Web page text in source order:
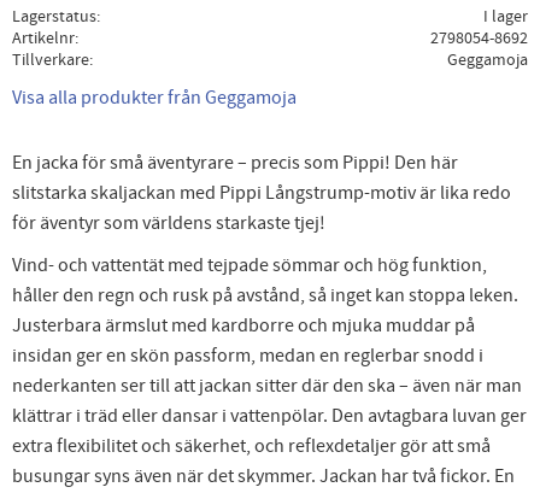
Lagerstatus
I lager
Artikelnr
2798054-8692
Tillverkare
Geggamoja
Visa alla produkter från Geggamoja
En jacka för små äventyrare – precis som Pippi! Den här
slitstarka skaljackan med Pippi Långstrump-motiv är lika redo
för äventyr som världens starkaste tjej!
Vind- och vattentät med tejpade sömmar och hög funktion,
håller den regn och rusk på avstånd, så inget kan stoppa leken.
Justerbara ärmslut med kardborre och mjuka muddar på
insidan ger en skön passform, medan en reglerbar snodd i
nederkanten ser till att jackan sitter där den ska – även när man
klättrar i träd eller dansar i vattenpölar. Den avtagbara luvan ger
extra flexibilitet och säkerhet, och reflexdetaljer gör att små
busungar syns även när det skymmer. Jackan har två fickor. En